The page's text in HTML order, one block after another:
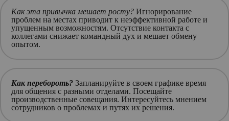
Как эта привычка мешает росту? Игнорирование
проблем на местах приводит к неэффективной работе и
упущенным возможностям. Отсутствие контакта с
коллегами снижает командный дух и мешает обмену
опытом.
Как перебороть? Запланируйте в своем графике время
для общения с разными отделами. Посещайте
производственные совещания. Интересуйтесь мнением
сотрудников о проблемах и путях их решения.